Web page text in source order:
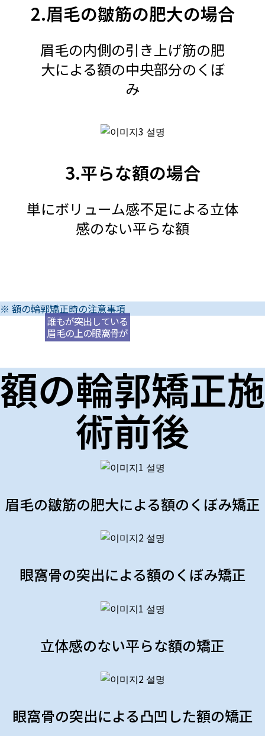
誰もが突出している
眉毛の上の眼窩骨が
2.眉毛の皺筋の肥大の場合
眉毛の内側の引き上げ筋の肥
大による額の中央部分のくぼ
み
3.平らな額の場合
単にボリューム感不足による立体
感のない平らな額
※ 額の輪郭矯正時の注意事項
額の輪郭矯正施
術前後
眉毛の皺筋の肥大による額のくぼみ矯正
眼窩骨の突出による額のくぼみ矯正
立体感のない平らな額の矯正
眼窩骨の突出による凸凹した額の矯正